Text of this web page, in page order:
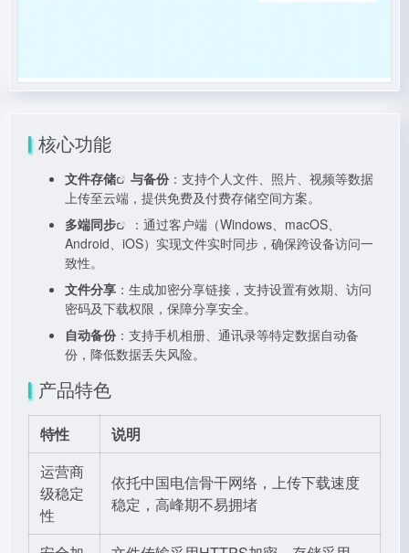
核心功能
文件存储 与备份：支持个人文件、照片、视频等数据
上传至云端，提供免费及付费存储空间方案。
多端同步
：通过客户端（Windows、macOS、
Android、iOS）实现文件实时同步，确保跨设备访问一
致性。
文件分享 ：生成加密分享链接，支持设置有效期、访问
密码及下载权限，保障分享安全。
自动备份：支持手机相册、通讯录等特定数据自动备
份，降低数据丢失风险。
产品特色
特性
说明
运营商
级稳定
性
依托中国电信骨干网络，上传下载速度
稳定，高峰期不易拥堵